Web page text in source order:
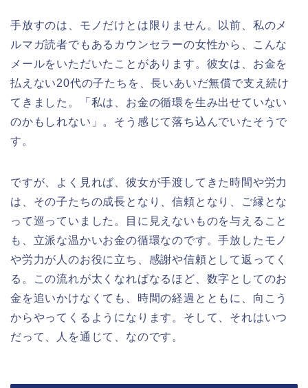
手放すのは、モノだけとは限りません。以前、私のメ
ルマガ読者でもあるカウンセラーの女性から、こんな
メールをいただいたことがあります。彼女は、お金を
払えない20代の子たちを、長いあいだ無償で支え続け
てきました。「私は、お金の循環を生み出せていない
のかもしれない」。そう感じて落ち込んでいたそうで
す。
ですが、よく見れば、彼女が手渡してきた時間や労力
は、その子たちの成長となり、信頼となり、ご縁とな
って巡っていました。目に見えないものを与えること
も、立派な温かいお金の循環なのです。手放したモノ
や労力が人のお役に立ち、感謝や信頼として返ってく
る。この流れが太くなればなるほど、数字としてのお
金を追いかけなくても、時間の経過とともに、向こう
からやってくるようになります。そして、それはいつ
だって、人を通じて、なのです。